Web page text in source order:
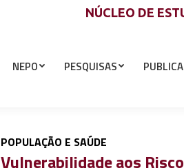
NÚCLEO DE
NEPO PESQUISAS
POPULAÇÃO E SAÚDE
Vulnerabilidade aos